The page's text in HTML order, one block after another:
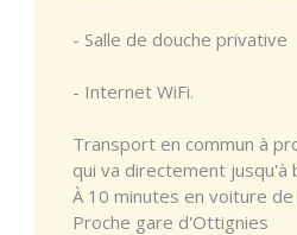
- Salle de douche privative
- Internet WiFi.
Transport en commun à
qui va directement jusqu'à
À 10 minutes en voiture de
Proche gare d'Ottignies